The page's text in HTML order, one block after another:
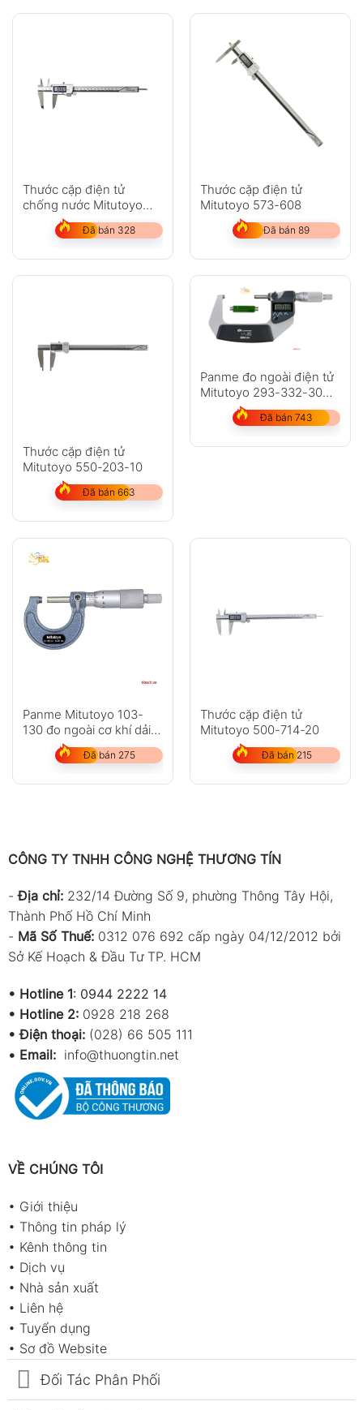
Thước cặp điện tử
chống nước Mitutoyo
500-753-20
Đã bán 328
Thước cặp điện tử
Mitutoyo 573-608
Đã bán 89
Thước cặp điện tử
Mitutoyo 550-203-10
Đã bán 663
Panme đo ngoài điện tử
Mitutoyo 293-332-30
dải đo 50-75mm
Đã bán 743
Panme Mitutoyo 103-
130 đo ngoài cơ khí dải
đo 25-50mm
Đã bán 275
Thước cặp điện tử
Mitutoyo 500-714-20
Đã bán 215
CÔNG TY TNHH CÔNG NGHỆ THƯƠNG TÍN
-Địa chỉ: 232/14 Đường Số 9, phường Thông Tây Hội,
Thành Phố Hồ Chí Minh
- Mã Số Thuế: 0312 076 692 cấp ngày 04/12/2012 bởi
Sở Kế Hoạch & Đầu Tư TP. HCM
• Hotline 1: 0944 2222 14
• Hotline 2: 0928 218 268
• Điện thoại: (028) 66 505 111
• Email: info@thuongtin.net
VỀ CHÚNG TÔI
• Giới thiệu
• Thông tin pháp lý
• Kênh thông tin
• Dịch vụ
• Nhà sản xuất
• Liên hệ
• Tuyển dụng
• Sơ đồ Website
Đối Tác Phân Phối